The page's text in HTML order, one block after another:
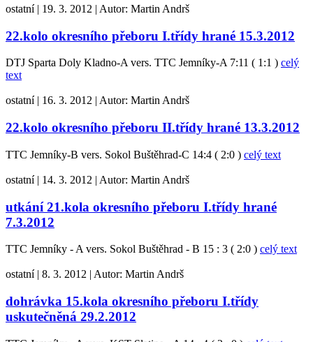
ostatní | 19. 3. 2012 | Autor: Martin Andrš
22.kolo okresního přeboru I.třídy hrané 15.3.2012
DTJ Sparta Doly Kladno-A vers. TTC Jemníky-A 7:11 ( 1:1 ) celý
text
ostatní | 16. 3. 2012 | Autor: Martin Andrš
22.kolo okresního přeboru II.třídy hrané 13.3.2012
TTC Jemníky-B vers. Sokol Buštěhrad-C 14:4 ( 2:0 ) celý text
ostatní | 14. 3. 2012 | Autor: Martin Andrš
utkání 21.kola okresního přeboru I.třídy hrané
7.3.2012
TTC Jemníky - A vers. Sokol Buštěhrad - B 15 : 3 ( 2:0 ) celý text
ostatní | 8. 3. 2012 | Autor: Martin Andrš
dohrávka 15.kola okresního přeboru I.třídy
uskutečněná 29.2.2012